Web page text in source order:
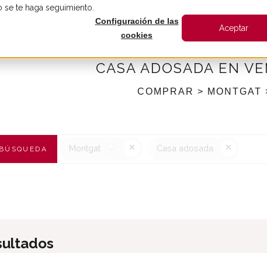
te haga seguimiento.
Configuración de las
cookies
Aceptar
ALQUILER VENDER
CASA ADOSADA EN
COMPRAR > MONTGAT
Montgat Casa adosada